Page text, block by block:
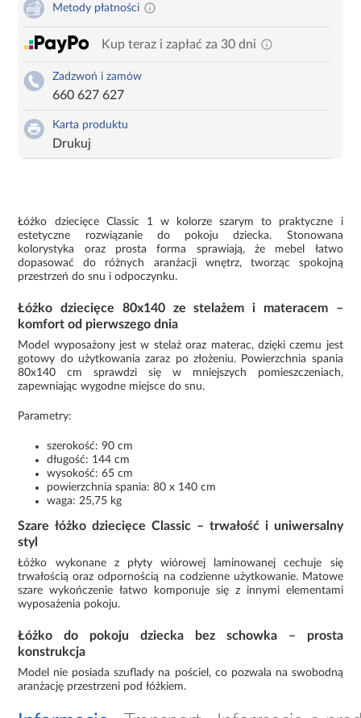
Metody płatności
Kup teraz i zapłać za 30 dni
Zadzwoń i zamów
660 627 627
Karta produktu
Drukuj
Łóżko dziecięce Classic 1 w kolorze szarym to praktyczne i
estetyczne rozwiązanie do pokoju dziecka. Stonowana
kolorystyka oraz prosta forma sprawiają, że mebel łatwo
dopasować do różnych aranżacji wnętrz, tworząc spokojną
przestrzeń do snu i odpoczynku.
Łóżko dziecięce 80x140 ze stelażem i materacem –
komfort od pierwszego dnia
Model wyposażony jest w stelaż oraz materac, dzięki czemu jest
gotowy do użytkowania zaraz po złożeniu. Powierzchnia spania
80x140 cm sprawdzi się w mniejszych pomieszczeniach,
zapewniając wygodne miejsce do snu.
Parametry:
szerokość: 90 cm
długość: 144 cm
wysokość: 65 cm
powierzchnia spania: 80 x 140 cm
waga: 25,75 kg
Szare łóżko dziecięce Classic – trwałość i uniwersalny
styl
Łóżko wykonane z płyty wiórowej laminowanej cechuje się
trwałością oraz odpornością na codzienne użytkowanie. Matowe
szare wykończenie łatwo komponuje się z innymi elementami
wyposażenia pokoju.
Łóżko do pokoju dziecka bez schowka – prosta
konstrukcja
Model nie posiada szuflady na pościel, co pozwala na swobodną
aranżację przestrzeni pod łóżkiem.